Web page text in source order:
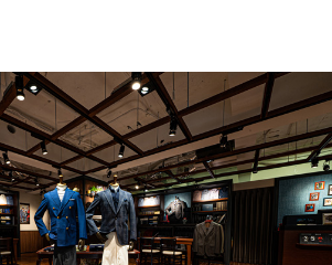
サイトマップ